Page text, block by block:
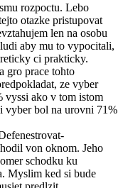
rozpoctu. Lebo
otazke pristupovat
len na osobu
aby mu to vypocitali,
ci prakticky.
gro prace tohto
ze vyber
vyssi ako v tom istom
vyber bol na urovni 71%
von oknom. Jeho
schodku ku
Myslim ked si bude